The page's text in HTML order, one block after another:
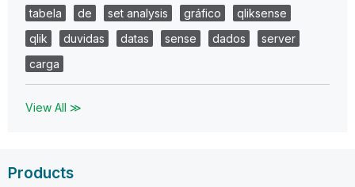
tabela
de set analysis gráfico
qliksense
qlik
duvidas datas sense dados
server
carga
View All ≫
Products